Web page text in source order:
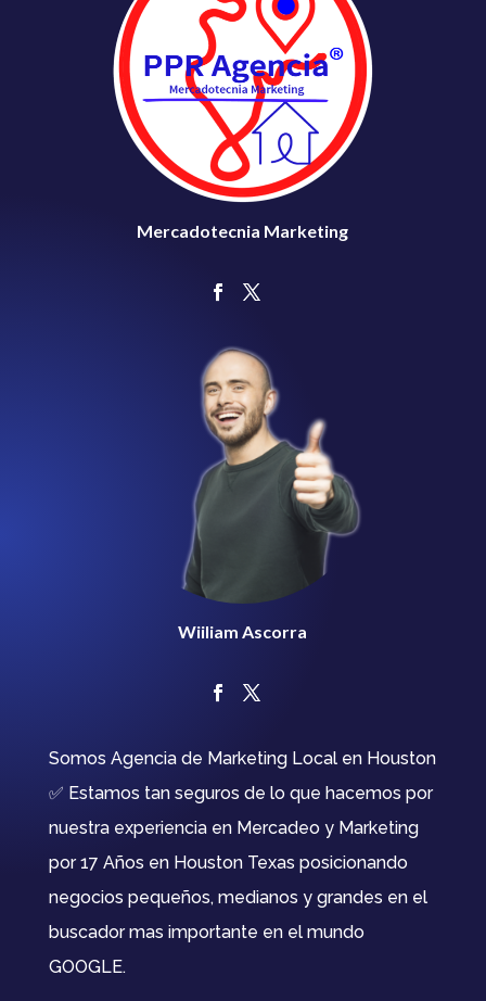
Mercadotecnia Marketing
Wiiliam Ascorra
Somos Agencia de Marketing Local en Houston
✅ Estamos tan seguros de lo que hacemos por
nuestra experiencia en Mercadeo y Marketing
por 17 Años en Houston Texas posicionando
negocios pequeños, medianos y grandes en el
buscador mas importante en el mundo
GOOGLE.